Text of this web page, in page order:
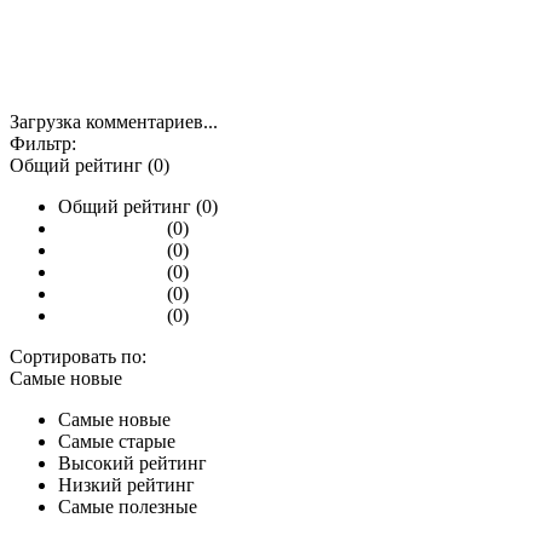
Загрузка комментариев...
Фильтр:
Общий рейтинг (0)
Общий рейтинг (0)
(0)
(0)
(0)
(0)
(0)
Сортировать по:
Самые новые
Самые новые
Самые старые
Высокий рейтинг
Низкий рейтинг
Самые полезные